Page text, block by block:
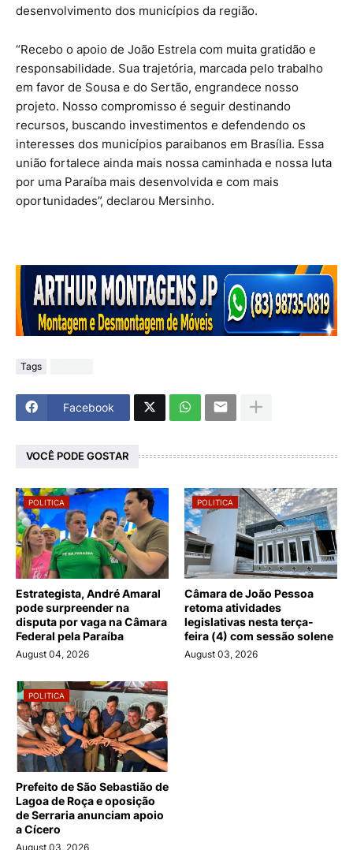
desenvolvimento dos municípios da região.
“Recebo o apoio de João Estrela com muita gratidão e
responsabilidade. Sua trajetória, marcada pelo trabalho
em favor de Sousa e do Sertão, engrandece nosso
projeto. Nosso compromisso é seguir destinando
recursos, buscando investimentos e defendendo os
interesses dos municípios paraibanos em Brasília. Essa
união fortalece ainda mais nossa caminhada e nossa luta
por uma Paraíba mais desenvolvida e com mais
oportunidades”, declarou Mersinho.
Tags
Facebook
VOCÊ PODE GOSTAR
POLITICA
Estrategista, André Amaral
pode surpreender na
disputa por vaga na Câmara
Federal pela Paraíba
August 04, 2026
POLITICA
Câmara de João Pessoa
retoma atividades
legislativas nesta terça-
feira (4) com sessão solene
August 03, 2026
POLITICA
Prefeito de São Sebastião de
Lagoa de Roça e oposição
de Serraria anunciam apoio
a Cícero
August 03, 2026